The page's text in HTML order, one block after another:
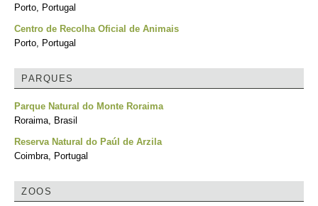
Porto, Portugal
Centro de Recolha Oficial de Animais
Porto, Portugal
PARQUES
Parque Natural do Monte Roraima
Roraima, Brasil
Reserva Natural do Paúl de Arzila
Coimbra, Portugal
ZOOS